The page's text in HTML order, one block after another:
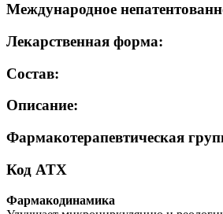
Международное
Лекарственная форма:
Состав:
Описание:
Фармакотерапевтическая
Код ATX
Фармакодинамика